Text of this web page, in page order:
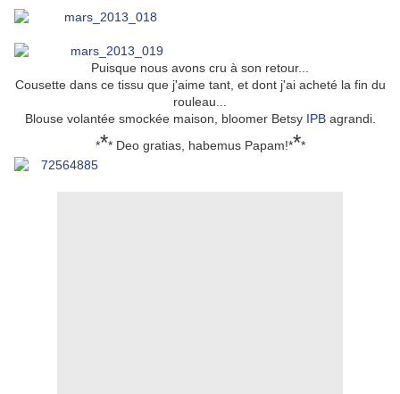
Puisque nous avons cru à son retour...
Cousette dans ce tissu que j'aime tant, et dont j'ai acheté la fin du
rouleau...
Blouse volantée smockée maison, bloomer Betsy IPBagrandi.
*** Deo gratias, habemus Papam!***